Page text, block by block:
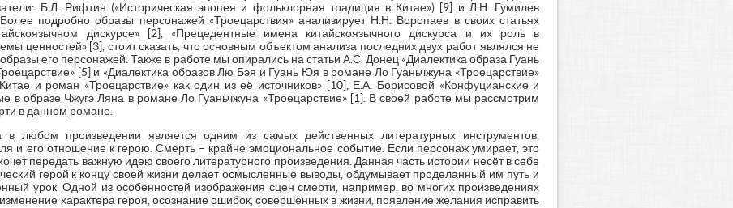
Б.Л. Рифтин («Историческая эпопея и фольклорная традиция в Китае») [9] и Л.Н. Гумилев
подробно образы персонажей «Троецарствия» анализирует Н.Н. Воропаев в своих статьях
дискурсе» [2], «Прецедентные имена китайскоязычного дискурса и их роль в
ценностей» [3], стоит сказать, что основным объектом анализа последних двух работ являлся не
его персонажей. Также в работе мы опирались на статьи А.С. Донец «Диалектика образа Гуань
[5] и «Диалектика образов Лю Бэя и Гуань Юя в романе Ло Гуаньчжуна «Троецарствие»
и роман «Троецарствие» как один из её источников» [10], Е.А. Борисовой «Конфуцианские и
в образе Чжугэ Ляна в романе Ло Гуаньчжуна «Троецарствие» [1]. В своей работе мы рассмотрим
в данном романе.
любом произведении является одним из самых действенных литературных инструментов,
и его отношение к герою. Смерть – крайне эмоциональное событие. Если персонаж умирает, это
передать важную идею своего литературного произведения. Данная часть истории несёт в себе
герой к концу своей жизни делает осмысленные выводы, обдумывает проделанный им путь и
урок. Одной из особенностей изображения сцен смерти, например, во многих произведениях
характера героя, осознание ошибок, совершённых в жизни, появление желания исправить